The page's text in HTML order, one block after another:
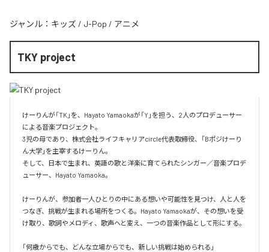
ジャンル： キッズ / J-Pop / アニメ
TKY project
けーりんが「TK」を、Hayato Yamaokaが「Y」を担う、2人のプロデューサー
による音楽プロジェクト。
3児の母であり、株式会社ライフキャリアcircle代表取締役、「Bポジけーり
ん大学」を主宰するけーりん。
そして、日本で生まれ、英語の歌と洋楽に育てられたシンガー／音楽プロデ
ューサー、Hayato Yamaoka。
けーりんが、参加者一人ひとりの中にある想いや可能性を見つけ、人と人を
つなぎ、挑戦が生まれる場所をつくる。Hayato Yamaokaが、その想いを受
け取り、歌詞やメロディ、歌声へと変え、一つの音楽作品として形にする。
「何歳からでも、どんな立場からでも、新しい挑戦は始められる」